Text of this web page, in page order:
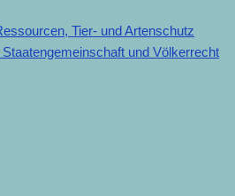
Tier- und Artenschutz
und Völkerrecht